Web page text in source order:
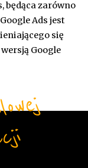
będąca zarówno
Ads jest
się
Google